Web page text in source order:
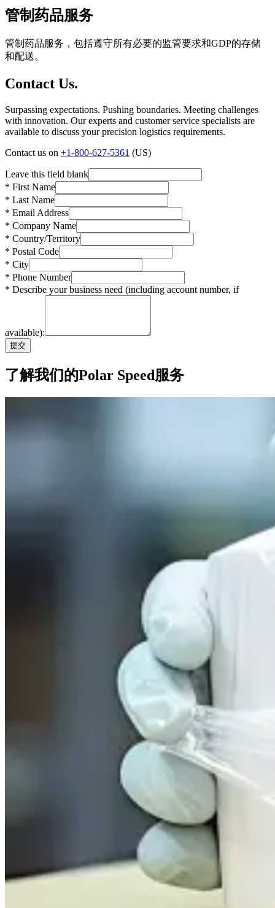
管制药品服务
管制药品服务，包括遵守所有必要的监管要求和GDP的存储
和配送。
Contact Us.
Surpassing expectations. Pushing boundaries. Meeting challenges
with innovation. Our experts and customer service specialists are
available to discuss your precision logistics requirements.
Contact us on +1-800-627-5361 (US)
Leave this field blank
* First Name
* Last Name
* Email Address
* Company Name
* Country/Territory
* Postal Code
* City
* Phone Number
* Describe your business need (including account number, if
available):
提交
了解我们的Polar Speed服务